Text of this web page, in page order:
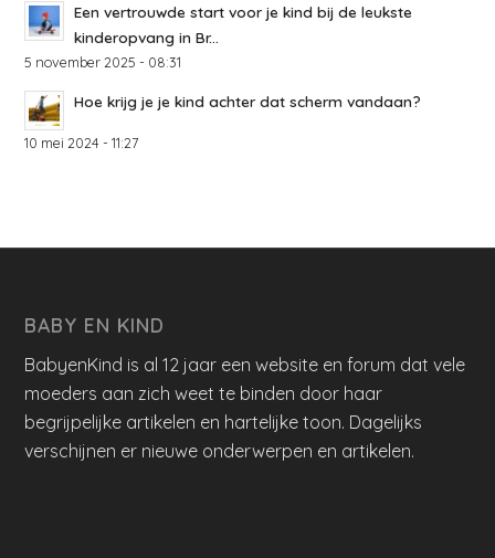
Een vertrouwde start voor je kind bij de leukste
kinderopvang in Br...
5 november 2025 - 08:31
Hoe krijg je je kind achter dat scherm vandaan?
10 mei 2024 - 11:27
BABY EN KIND
BabyenKind is al 12 jaar een website en forum dat vele
moeders aan zich weet te binden door haar
begrijpelijke artikelen en hartelijke toon. Dagelijks
verschijnen er nieuwe onderwerpen en artikelen.